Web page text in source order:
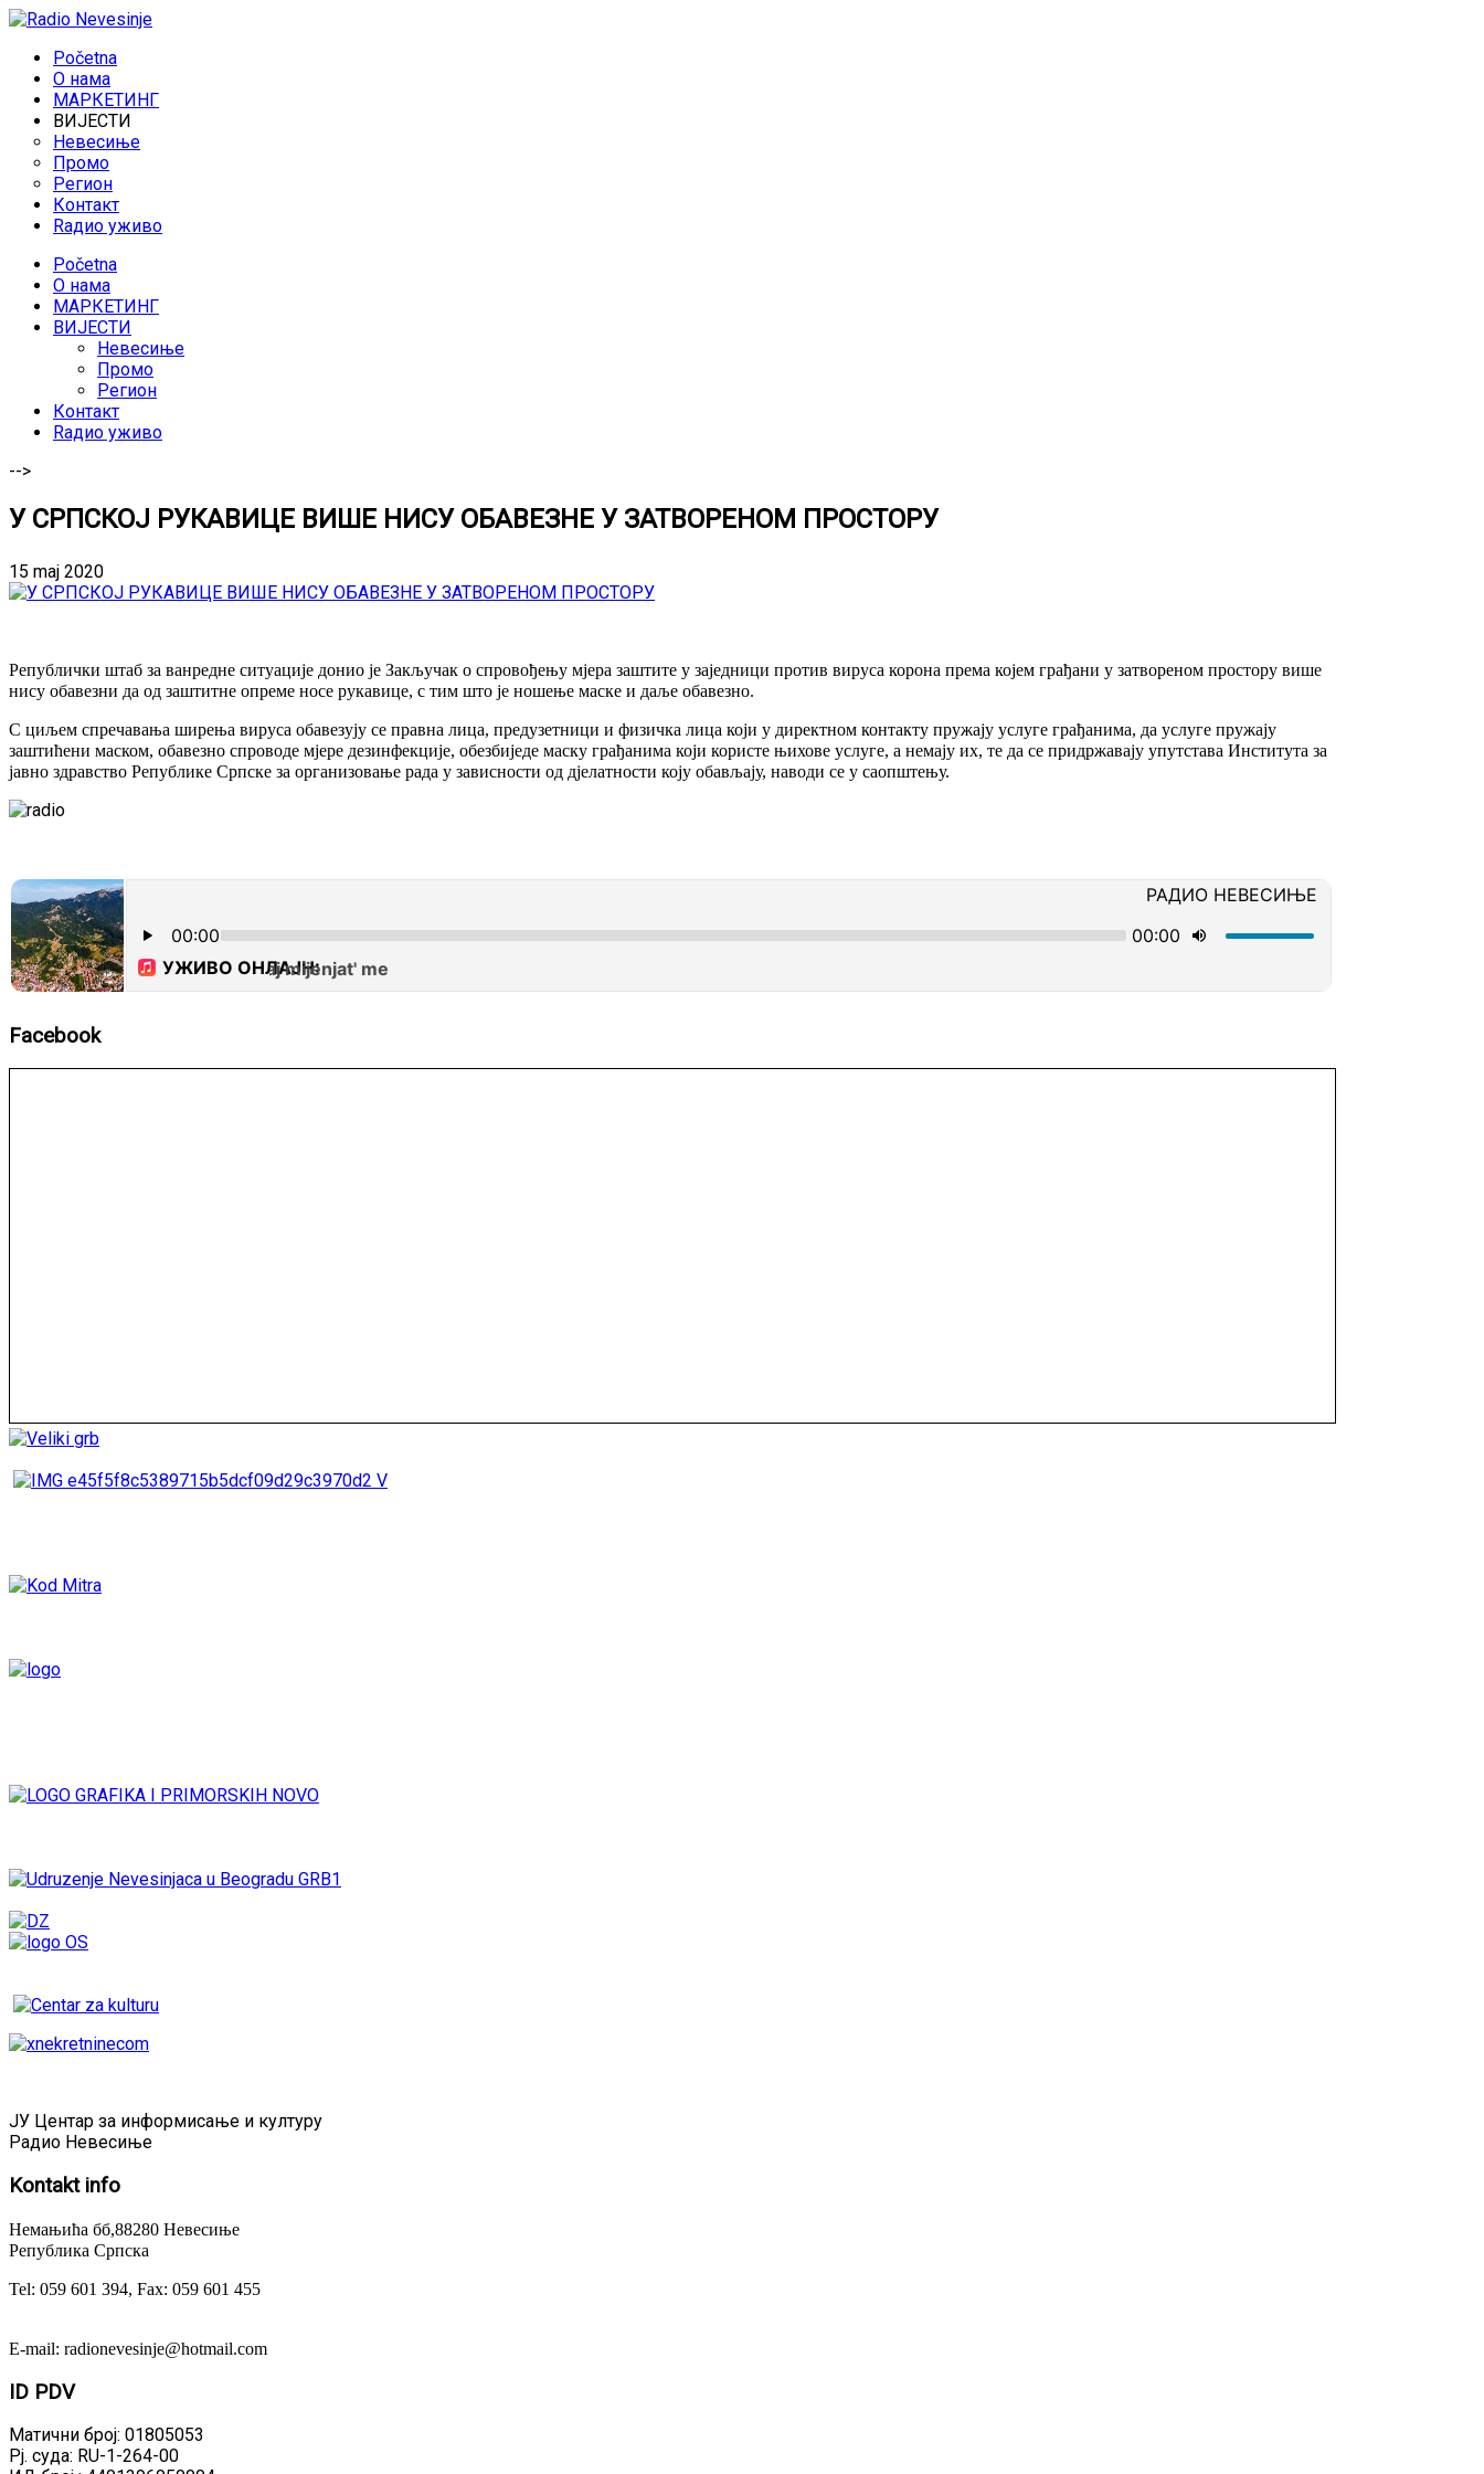
Početna
O нама
МАРКЕТИНГ
ВИЈЕСТИ
Невесиње
Промо
Регион
Контакт
Rадио уживо
Početna
O нама
МАРКЕТИНГ
ВИЈЕСТИ
Невесиње
Промо
Регион
Контакт
Rадио уживо
-->
У СРПСКОЈ РУКАВИЦЕ ВИШЕ НИСУ ОБАВЕЗНЕ У ЗАТВОРЕНОМ ПРОСТОРУ
15 maj 2020
Републички штаб за ванредне ситуације донио је Закључак о спровођењу мјера заштите у заједници против вируса корона према којем грађани у затвореном простору више
нису обавезни да од заштитне опреме носе рукавице, с тим што је ношење маске и даље обавезно.
С циљем спречавања ширења вируса обавезују се правна лица, предузетници и физичка лица који у директном контакту пружају услуге грађанима, да услуге пружају
заштићени маском, обавезно спроводе мјере дезинфекције, обезбиједе маску грађанима који користе њихове услуге, а немају их, те да се придржавају упутстава Института за
јавно здравство Републике Српске за организовање рада у зависности од дјелатности коју обављају, наводи се у саопштењу.
Facebook
ЈУ Центар за информисање и културу
Радио Невесиње
Kontaktinfo
Немањића бб,88280 Невесиње
Република Српска
Tel: 059 601 394, Fax: 059 601 455
E-mail: radionevesinje@hotmail.com
ID PDV
Матични број: 01805053
Рј. суда: RU-1-264-00